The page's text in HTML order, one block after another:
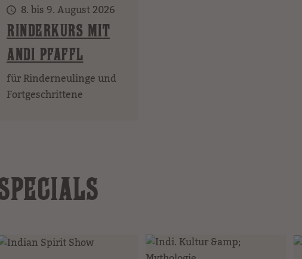
8. bis 9. August 2026
RINDERKURS MIT
ANDI PFAFFL
für Rinderneulinge und
Fortgeschrittene